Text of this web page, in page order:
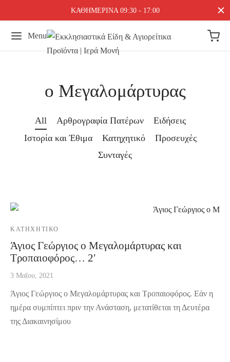
ΚΑΘΗΜΕΡΙΝΑ 09:30 - 17:00
Menu
ο Μεγαλομάρτυρας
All Αρθρογραφία Πατέρων
Ειδήσεις
Ιστορία και Έθιμα
Κατηχητικό
Προσευχές
Συνταγές
ΚΑΤΗΧΗΤΙΚΌ
Άγιος Γεώργιος ο Μεγαλομάρτυρας και
Τροπαιοφόρος… 2′
3 Μαΐου, 2021
Άγιος Γεώργιος ο Μεγαλομάρτυρας και Τροπαιοφόρος. Eάν η
ημέρα συμπίπτει πριν την Ανάσταση, μετατίθεται τη Δευτέρα
της Διακαινησίμου